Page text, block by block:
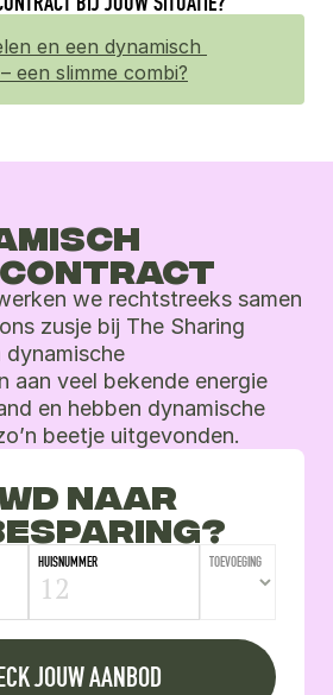
en een dynamisch
een slimme combi?
we rechtstreeks samen
zusje bij The Sharing
dynamische
aan veel bekende energie
en hebben dynamische
beetje uitgevonden.
NAAR
HUISNUMMER TOEVOEGING
JOUW AANBOD